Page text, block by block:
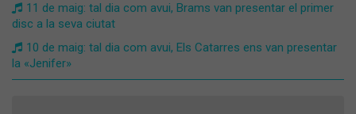
11 de maig: tal dia com avui, Brams van presentar el primer
disc a la seva ciutat
10 de maig: tal dia com avui, Els Catarres ens van presentar
la «Jenifer»